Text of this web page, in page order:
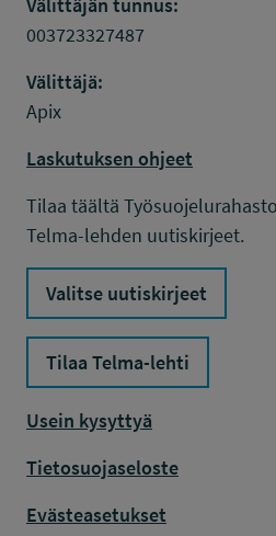
003723327487
Välittäjä:
Apix
Laskutuksen ohjeet
Tilaa täältä
Telma-lehden uutiskirjeet.
Valitse uutiskirjeet
Tilaa Telma-lehti
Usein kysyttyä
Tietosuojaseloste
Evästeasetukset